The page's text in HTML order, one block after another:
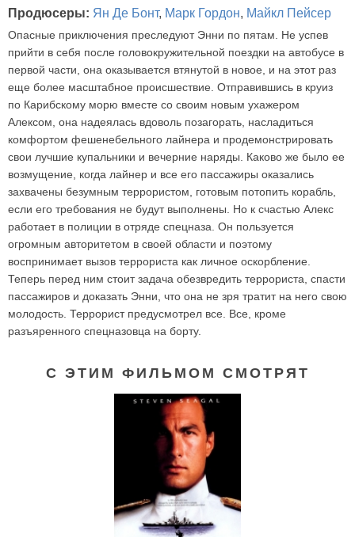
Продюсеры: Ян Де Бонт, Марк Гордон, Майкл Пейсер
Опасные приключения преследуют Энни по пятам. Не успев
прийти в себя после головокружительной поездки на автобусе в
первой части, она оказывается втянутой в новое, и на этот раз
еще более масштабное происшествие. Отправившись в круиз
по Карибскому морю вместе со своим новым ухажером
Алексом, она надеялась вдоволь позагорать, насладиться
комфортом фешенебельного лайнера и продемонстрировать
свои лучшие купальники и вечерние наряды. Каково же было ее
возмущение, когда лайнер и все его пассажиры оказались
захвачены безумным террористом, готовым потопить корабль,
если его требования не будут выполнены. Но к счастью Алекс
работает в полиции в отряде спецназа. Он пользуется
огромным авторитетом в своей области и поэтому
воспринимает вызов террориста как личное оскорбление.
Теперь перед ним стоит задача обезвредить террориста, спасти
пассажиров и доказать Энни, что она не зря тратит на него свою
молодость. Террорист предусмотрел все. Все, кроме
разъяренного спецназовца на борту.
С ЭТИМ ФИЛЬМОМ СМОТРЯТ